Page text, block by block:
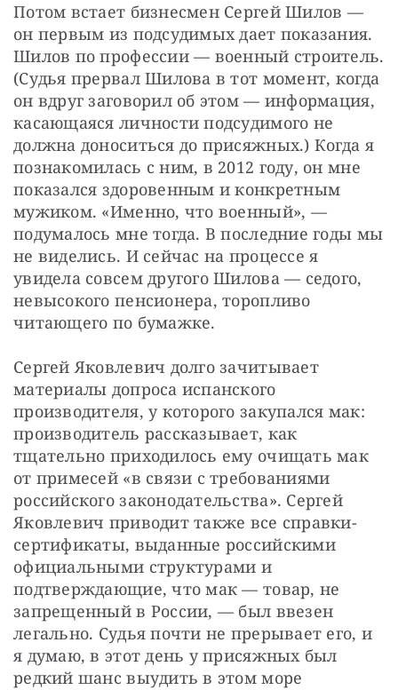
Потом встает бизнесмен Сергей Шилов — ​
он первым из подсудимых дает показания.
Шилов по профессии — ​военный строитель.
(Судья прервал Шилова в тот момент, когда
он вдруг заговорил об этом — ​информация,
касающаяся личности подсудимого не
должна доноситься до присяжных.) Когда я
познакомилась с ним, в 2012 году, он мне
показался здоровенным и конкретным
мужиком. «Именно, что военный», — ​
подумалось мне тогда. В последние годы мы
не виделись. И сейчас на процессе я
увидела совсем другого Шилова — ​седого,
невысокого пенсионера, торопливо
читающего по бумажке.
Сергей Яковлевич долго зачитывает
материалы допроса испанского
производителя, у которого закупался мак:
производитель рассказывает, как
тщательно приходилось ему очищать мак
от примесей «в связи с требованиями
российского законодательства». Сергей
Яковлевич приводит также все справки-
сертификаты, выданные российскими
официальными структурами и
подтверждающие, что мак — ​товар, не
запрещенный в России, — ​был ввезен
легально. Судья почти не прерывает его, и
я думаю, в этот день у присяжных был
редкий шанс выудить в этом море